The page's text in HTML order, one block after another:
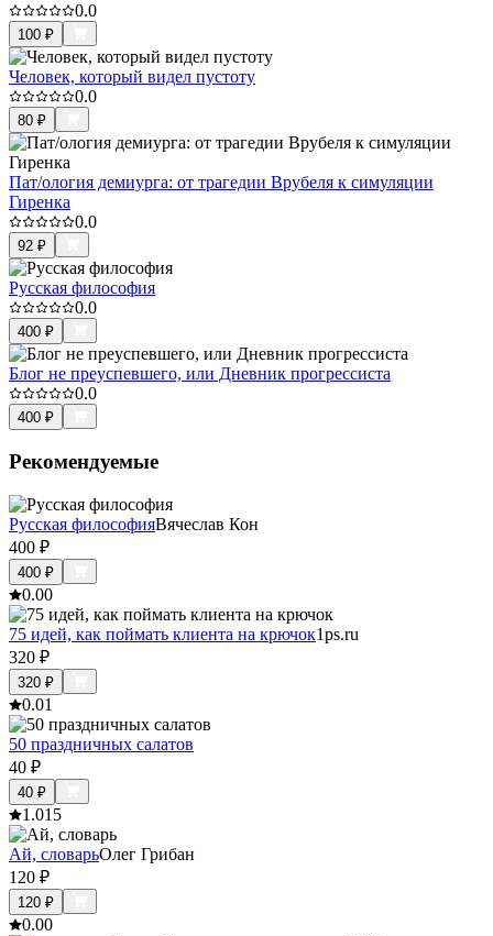
0.0
100 ₽
Человек, который видел пустоту
0.0
80 ₽
Пат/ология демиурга: от трагедии Врубеля к симуляции
Гиренка
0.0
92 ₽
Русская философия
0.0
400 ₽
Блог не преуспевшего, или Дневник прогрессиста
0.0
400 ₽
Рекомендуемые
Русская философияВячеслав Кон
400 ₽
400 ₽
0.00
75 идей, как поймать клиента на крючок1ps.ru
320 ₽
320 ₽
0.01
50 праздничных салатов
40 ₽
40 ₽
1.015
Ай, словарьОлег Грибан
120 ₽
120 ₽
0.00